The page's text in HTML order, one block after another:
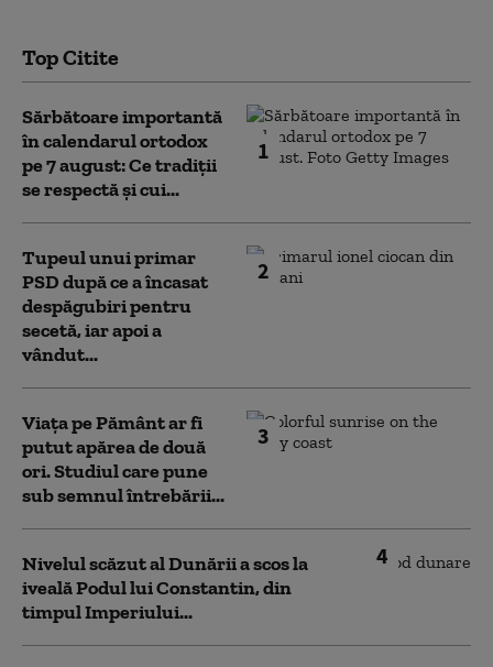
Top Citite
1
Sărbătoare importantă
în calendarul ortodox
pe 7 august: Ce tradiții
se respectă și cui...
2
Tupeul unui primar
PSD după ce a încasat
despăgubiri pentru
secetă, iar apoi a
vândut...
3
Viața pe Pământ ar fi
putut apărea de două
ori. Studiul care pune
sub semnul întrebării...
4
Nivelul scăzut al Dunării a scos la
iveală Podul lui Constantin, din
timpul Imperiului...